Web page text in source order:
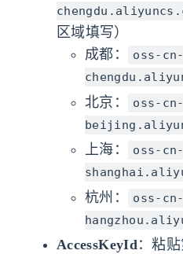
区域填写）
成都：
oss-cn-
北京：
oss-cn-
上海：
oss-cn-
杭州：
oss-cn-
AccessKeyId：粘